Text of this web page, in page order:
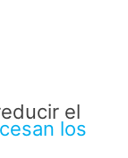
el
los